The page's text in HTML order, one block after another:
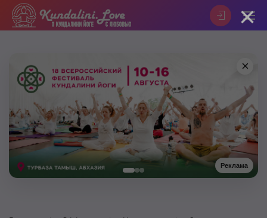
Реклама
×
×